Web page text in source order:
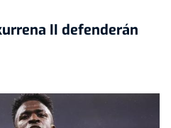
II defenderán